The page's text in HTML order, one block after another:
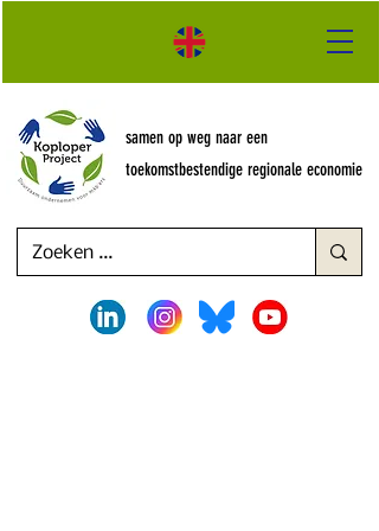
samen op weg naar een
toekomstbestendige regionale economie